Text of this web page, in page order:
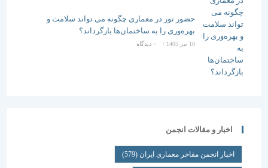
حضور نور در معماری چگونه می تواند سلامت و
بهره‌وری را به ساختمان‌ها بازگرداند؟
/ ۰ دیدگاه
اخبار و مقالات انجمن
اخبار انجمن مفاخر معماری ایران (579)